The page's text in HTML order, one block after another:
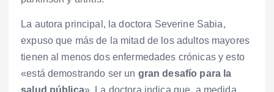
La autora principal, la doctora Severine Sabia,
expuso que más de la mitad de los adultos mayores
tienen al menos dos enfermedades crónicas y esto
«está demostrando ser un gran desafío para la